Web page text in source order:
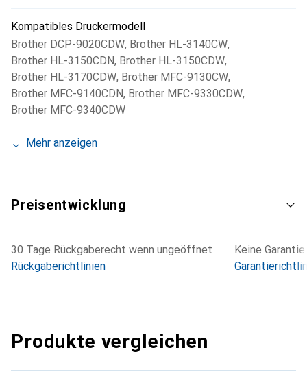
Kompatibles Druckermodell
Brother DCP-9020CDW, Brother HL-3140CW,
Brother HL-3150CDN, Brother HL-3150CDW,
Brother HL-3170CDW, Brother MFC-9130CW,
Brother MFC-9140CDN, Brother MFC-9330CDW,
Brother MFC-9340CDW
Mehr anzeigen
Preisentwicklung
30 Tage Rückgaberecht wenn ungeöffnet
Rückgaberichtlinien
Keine Garantie
Produkte vergleichen